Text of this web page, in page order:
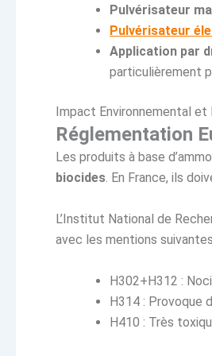
Pulvérisateur
Pulvérisateur
Application par
particulièrement
Impact Environnemental et
Réglementation
Les produits à base
biocides. En France, ils
L’Institut National de
avec les mentions
H302+H312 :
H314 : Provoque
H410 : Très